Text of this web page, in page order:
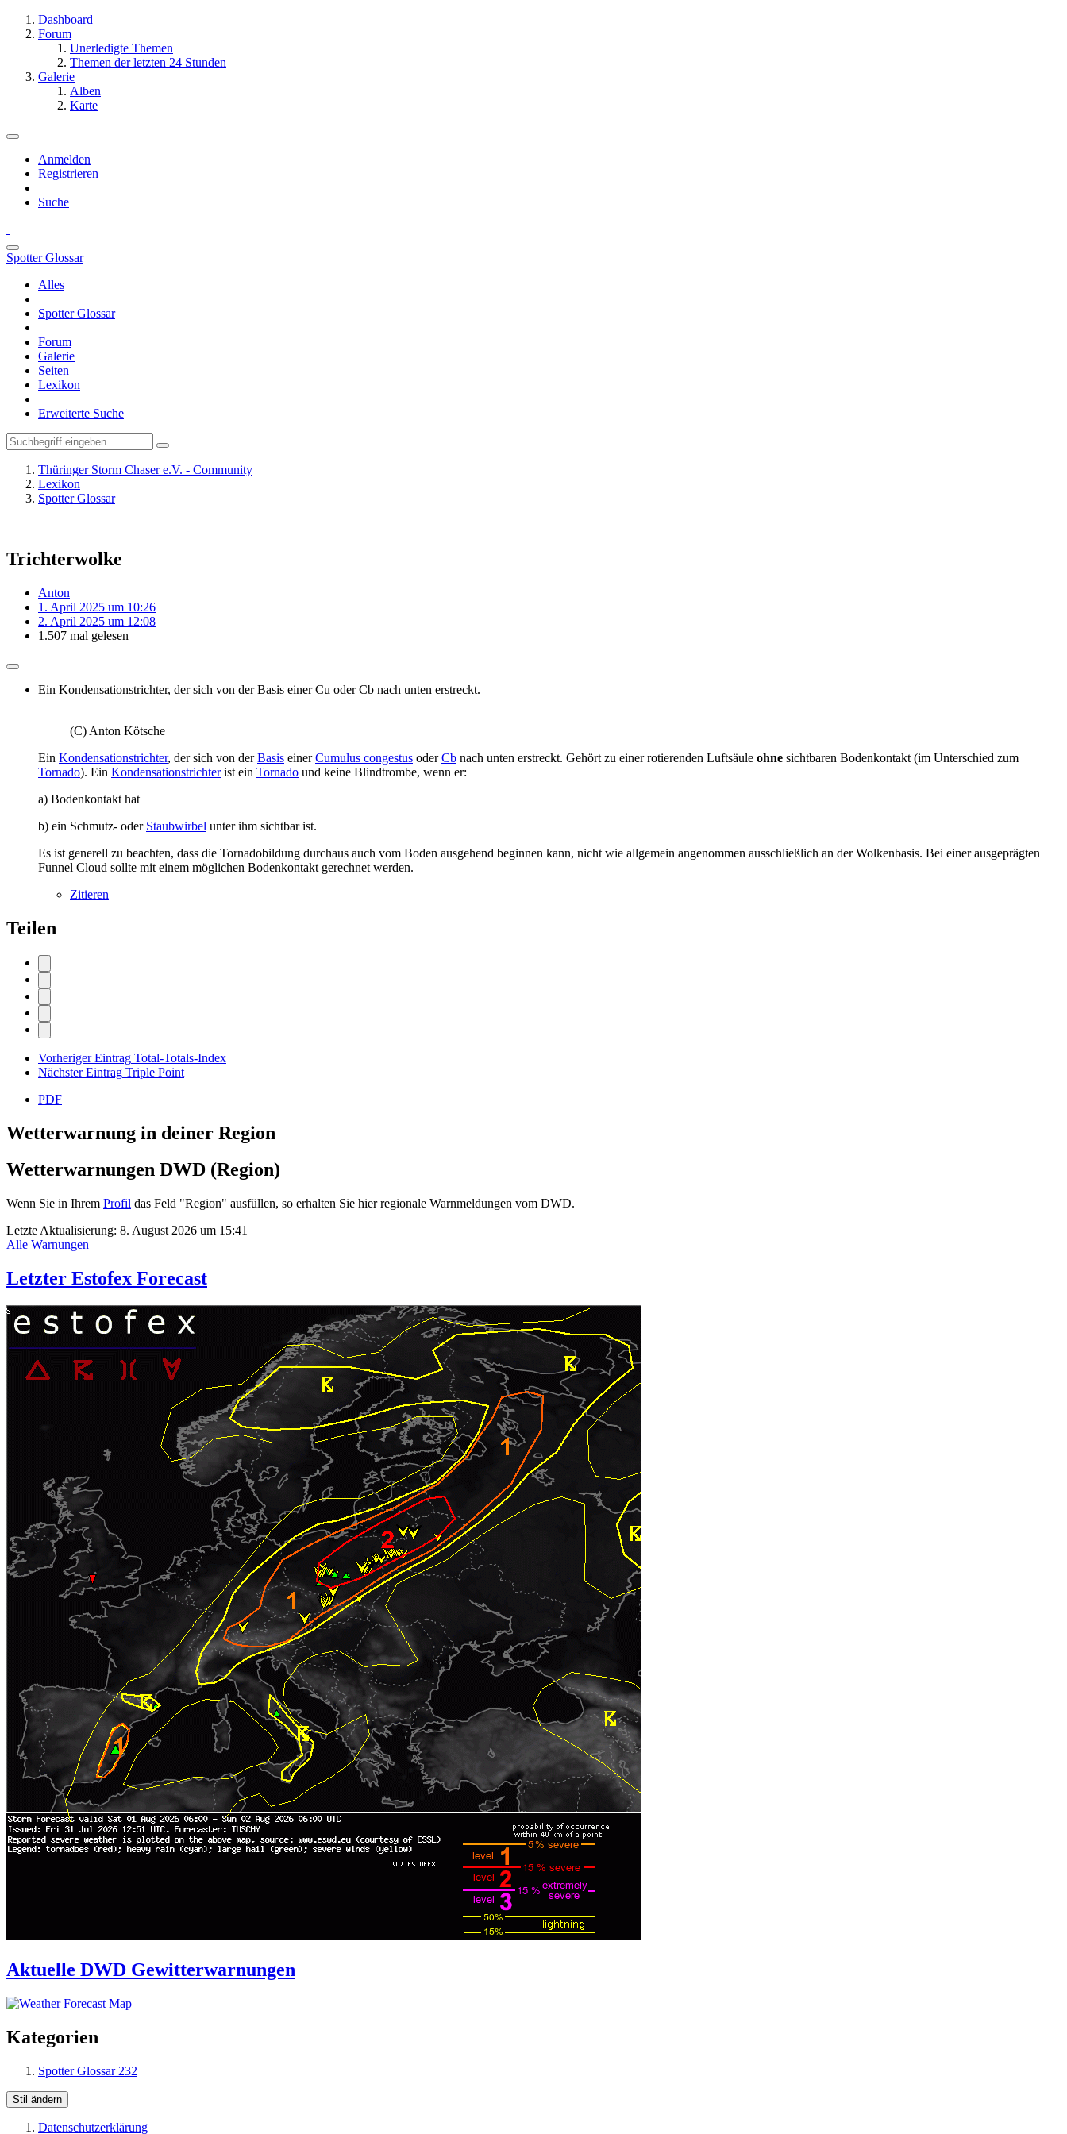
Dashboard
Forum
Unerledigte Themen
Themen der letzten 24 Stunden
Galerie
Alben
Karte
Anmelden
Registrieren
Suche
Spotter Glossar
Alles
Spotter Glossar
Forum
Galerie
Seiten
Lexikon
Erweiterte Suche
Thüringer Storm Chaser e.V. - Community
Lexikon
Spotter Glossar
Trichterwolke
Anton
1. April 2025 um 10:26
2. April 2025 um 12:08
1.507 mal gelesen
Ein Kondensationstrichter, der sich von der Basis einer Cu oder Cb nach unten erstreckt.
(C) Anton Kötsche
Ein Kondensationstrichter, der sich von derBasis einerCumulus congestus oderCb nach unten erstreckt. Gehört zu einer rotierenden Luftsäule ohne sichtbaren Bodenkontakt (im Unterschied zum
Tornado). Ein Kondensationstrichterist ein Tornado und keine Blindtrombe, wenn er:
a) Bodenkontakt hat
b) ein Schmutz- oder Staubwirbel unter ihm sichtbar ist.
Es ist generell zu beachten, dass die Tornadobildung durchaus auch vom Boden ausgehend beginnen kann, nicht wie allgemein angenommen ausschließlich an der Wolkenbasis. Bei einer ausgeprägten
Funnel Cloud sollte mit einem möglichen Bodenkontakt gerechnet werden.
Zitieren
Teilen
Vorheriger Eintrag Total-Totals-Index
Nächster Eintrag Triple Point
PDF
Wetterwarnung in deiner Region
Wetterwarnungen DWD (Region)
Wenn Sie in Ihrem Profil das Feld "Region" ausfüllen, so erhalten Sie hier regionale Warnmeldungen vom DWD.
Letzte Aktualisierung: 8. August 2026 um 15:41
Alle Warnungen
Letzter Estofex Forecast
Aktuelle DWD Gewitterwarnungen
Kategorien
Spotter Glossar 232
Stil ändern
Datenschutzerklärung